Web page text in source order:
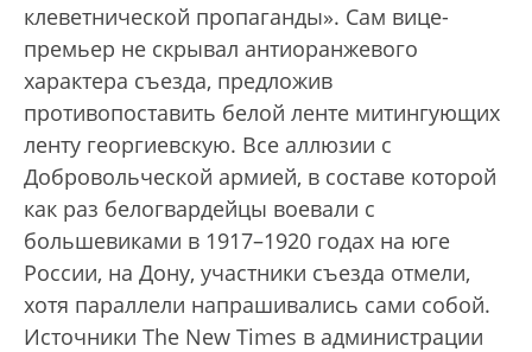
клеветнической пропаганды». Сам вице-
премьер не скрывал антиоранжевого
характера съезда, предложив
противопоставить белой ленте митингующих
ленту георгиевскую. Все аллюзии с
Добровольческой армией, в составе которой
как раз белогвардейцы воевали с
большевиками в 1917–1920 годах на юге
России, на Дону, участники съезда отмели,
хотя параллели напрашивались сами собой.
Источники The New Times в администрации